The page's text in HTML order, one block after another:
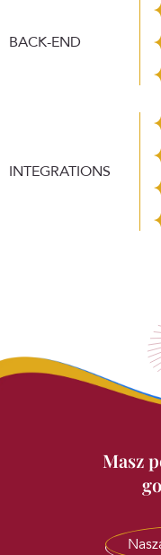
BACK-END
INTEGRATIONS
Masz